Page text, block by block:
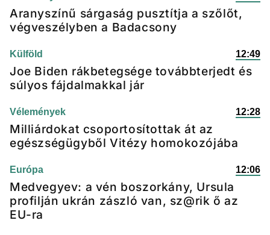
Aranyszínű sárgaság pusztítja a szőlőt,
végveszélyben a Badacsony
Külföld 12:49
Joe Biden rákbetegsége továbbterjedt és
súlyos fájdalmakkal jár
Vélemények 12:28
Milliárdokat csoportosítottak át az
egészségügyből Vitézy homokozójába
Európa 12:06
Medvegyev: a vén boszorkány, Ursula
profilján ukrán zászló van, sz@rik ő az
EU-ra